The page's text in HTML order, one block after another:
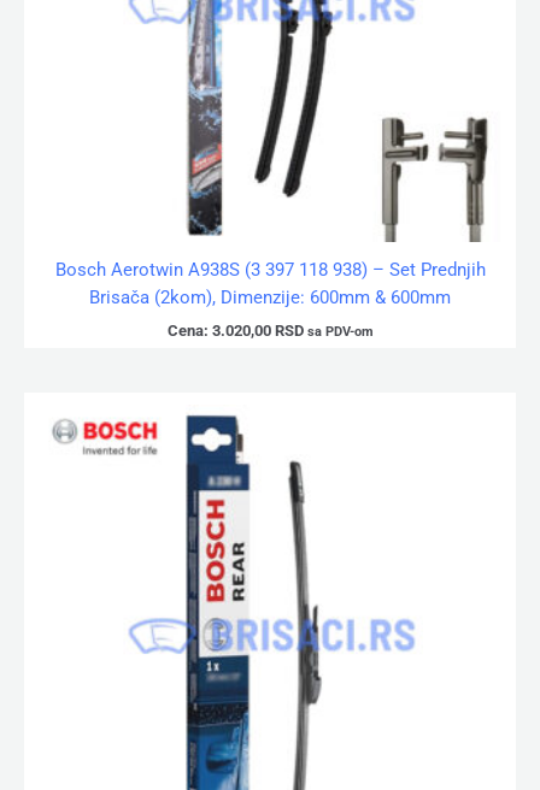
Bosch Aerotwin A938S (3 397 118 938) – Set Prednjih
Brisača (2kom), Dimenzije: 600mm & 600mm
Cena: 3.020,00 RSD sa PDV-om